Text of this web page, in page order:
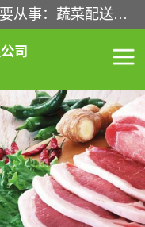
东莞市康隆膳食管理有限公司主要从事：蔬菜配送、食堂承包、企业工厂食堂承包、机关单位食堂承包、调味品配送、粮油配送、干货配送、副食配送、水果配送、海鲜配送等业务，东莞蔬菜配送电话，咨询在线客服。
司
配送
配送
配送